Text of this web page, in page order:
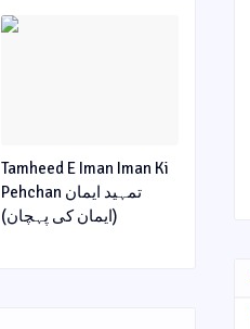
Tamheed E Iman Iman Ki
Pehchan تمہید ایمان
(ایمان کی پہچان)